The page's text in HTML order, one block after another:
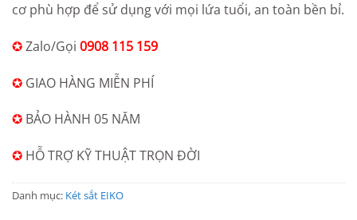
cơ phù hợp để sử dụng với mọi lứa tuổi, an toàn bền bỉ.
✪Zalo/Gọi 0908 115 159
✪ GIAO HÀNG MIỄN PHÍ
✪ BẢO HÀNH 05 NĂM
✪ HỖ TRỢ KỸ THUẬT TRỌN ĐỜI
Danh mục: Két sắt EIKO